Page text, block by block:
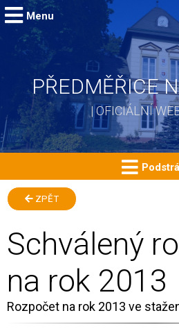
Menu
PŘEDMĚŘICE
| OFICIÁLNÍ
ZPĚT
Schválený
na rok 2013
Rozpočet na rok 2013 ve